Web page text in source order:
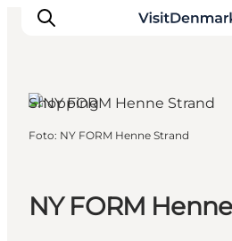
Oplevelser
NY FORM
Shopping
Foto: NY FORM Henne Strand